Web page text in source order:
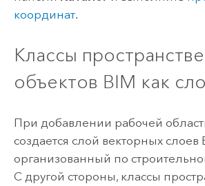
координат.
Классы
объектов BIM как
При добавлении рабочей
создается слой векторных слоев
организованный по
С другой стороны, классы